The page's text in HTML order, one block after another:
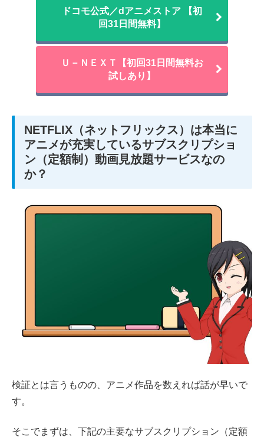
ドコモ公式／dアニメストア 【初
回31日間無料】
Ｕ－ＮＥＸＴ【初回31日間無料お
試しあり】
NETFLIX（ネットフリックス）は本当に
アニメが充実しているサブスクリプショ
ン（定額制）動画見放題サービスなの
か？
検証とは言うものの、アニメ作品を数えれば話が早いで
す。
そこでまずは、下記の主要なサブスクリプション（定額